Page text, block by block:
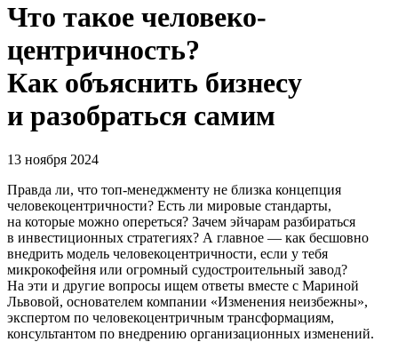
Что такое человеко­
центричность?
Как объяснить бизнесу
и разобраться самим
13 ноября 2024
Правда ли, что топ-менеджменту не близка концепция
человекоцентричности? Есть ли мировые стандарты,
на которые можно опереться? Зачем эйчарам разбираться
в инвестиционных стратегиях? А главное — как бесшовно
внедрить модель человекоцентричности, если у тебя
микрокофейня или огромный судостроительный завод?
На эти и другие вопросы ищем ответы вместе с Мариной
Львовой, основателем компании «Изменения неизбежны»,
экспертом по человекоцентричным трансформациям,
консультантом по внедрению организационных изменений.